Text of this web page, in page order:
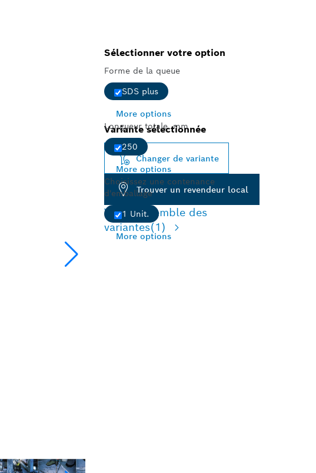
Sélectionner votre option
Forme de la queue
SDS plus
More options
Longueur totale, mm
250
More options
Choisissez une contenance
d'emballage
1 Unit.
More options
Variante sélectionnée
Changer de variante
Trouver un revendeur local
Vue d'ensemble des
variantes(1)